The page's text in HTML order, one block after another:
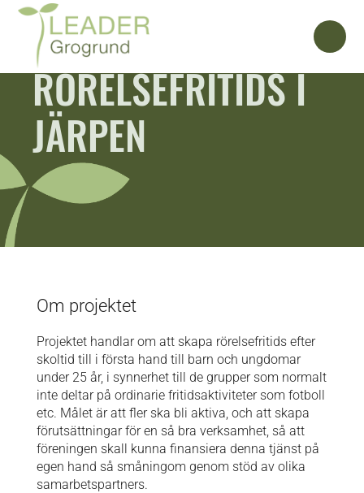
RÖRELSEFRITIDS I
JÄRPEN
Om projektet
Projektet handlar om att skapa rörelsefritids efter
skoltid till i första hand till barn och ungdomar
under 25 år, i synnerhet till de grupper som normalt
inte deltar på ordinarie fritidsaktiviteter som fotboll
etc. Målet är att fler ska bli aktiva, och att skapa
förutsättningar för en så bra verksamhet, så att
föreningen skall kunna finansiera denna tjänst på
egen hand så småningom genom stöd av olika
samarbetspartners.